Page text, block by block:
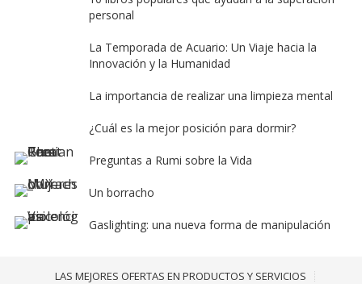
personal
La Temporada de Acuario: Un Viaje hacia la
Innovación y la Humanidad
La importancia de realizar una limpieza mental
¿Cuál es la mejor posición para dormir?
Preguntas a Rumi sobre la Vida
Un borracho
Gaslighting: una nueva forma de manipulación
LAS MEJORES OFERTAS EN PRODUCTOS Y SERVICIOS